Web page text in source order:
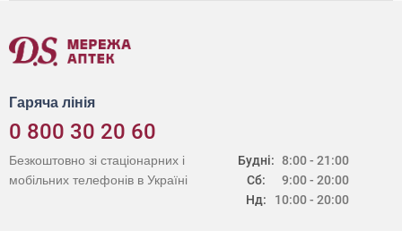
Гаряча лінія
0 800 30 20 60
Будні:
Сб:
Нд:
8:00 - 21:00
9:00 - 20:00
10:00 - 20:00
Безкоштовно зі стаціонарних і
мобільних телефонів в Україні